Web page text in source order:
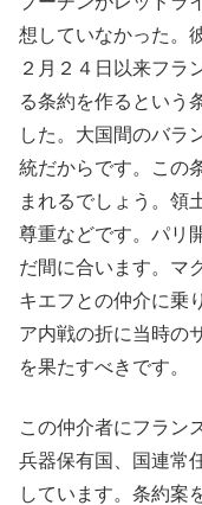
想していなかった。
２月２４日以来フラ
る条約を作るという
した。大国間のバラ
統だからです。この
まれるでしょう。領
尊重などです。パリ
だ間に合います。マ
キエフとの仲介に乗
ア内戦の折に当時の
を果たすべきです。
この仲介者にフラン
兵器保有国、国連常
しています。条約案